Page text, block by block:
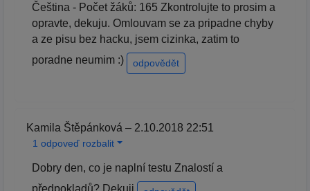
Čeština - Počet žáků: 165 Zkontrolujte to prosim a
opravte, dekuju. Omlouvam se za pripadne chyby
a ze pisu bez hacku, jsem cizinka, zatim to
poradne neumim :)
odpovědět
Kamila Štěpánková – 2.10.2018 22:51
1 odpoveď rozbalit
Dobry den, co je naplní testu Znalostí a
předpokladů? Dekuji